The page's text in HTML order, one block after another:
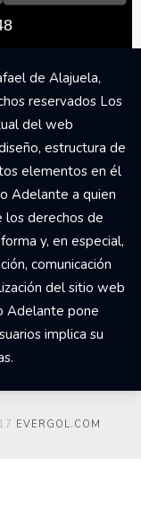
de Alajuela,
reservados Los
del web
estructura de
elementos en él
Adelante a quien
los derechos de
y, en especial,
comunicación
del sitio web
Adelante pone
implica su
EVERGOL.COM